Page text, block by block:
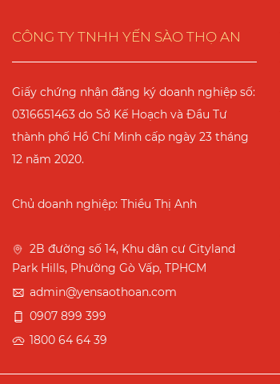
CÔNG TY TNHH YẾN SÀO THỌ AN
Giấy chứng nhận đăng ký doanh nghiệp số:
0316651463 do Sở Kế Hoạch và Đầu Tư
thành phố Hồ Chí Minh cấp ngày 23 tháng
12 năm 2020.
Chủ doanh nghiệp: Thiều Thị Anh
2B đường số 14, Khu dân cư Cityland
Park Hills, Phường Gò Vấp, TPHCM
admin@yensaothoan.com
0907 899 399
1800 64 64 39